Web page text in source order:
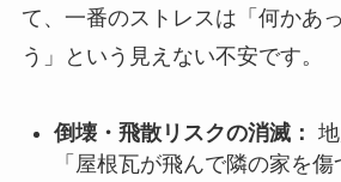
て、一番のストレスは「何かあ
う」という見えない不安です。
倒壊・飛散リスクの消滅：
「屋根瓦が飛んで隣の家を傷